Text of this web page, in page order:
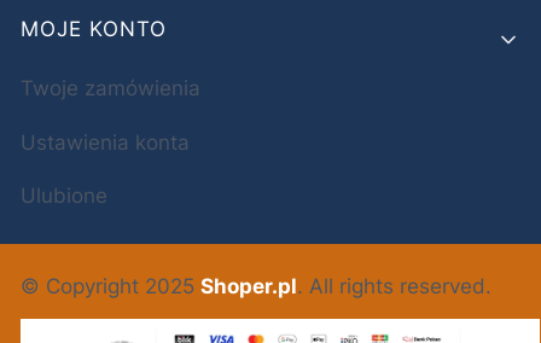
MOJE KONTO
Twoje zamówienia
Ustawienia konta
Ulubione
© Copyright 2025 Shoper.pl. All rights reserved.